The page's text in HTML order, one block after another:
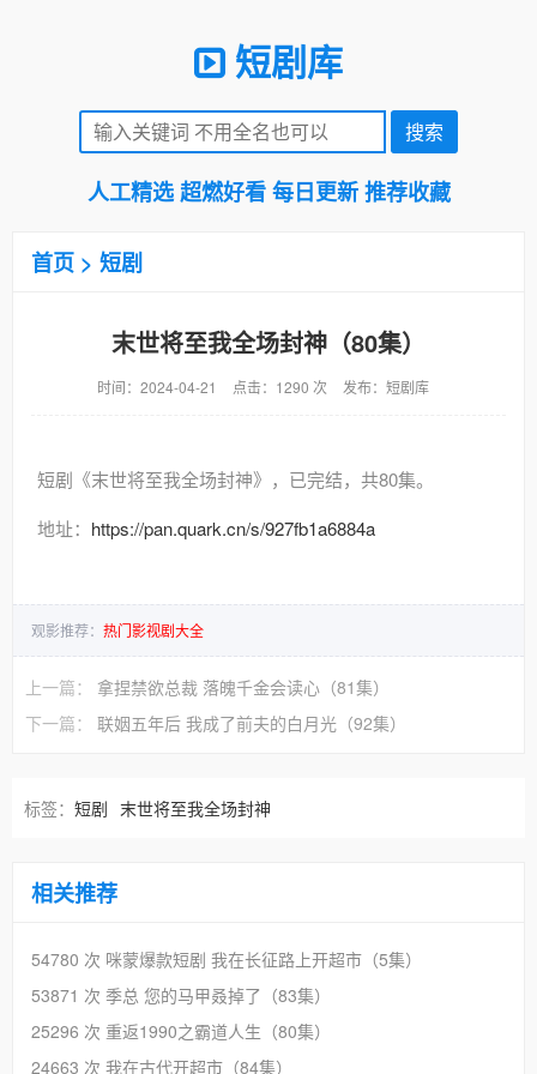
短剧库
人工精选 超燃好看 每日更新 推荐收藏
首页 > 短剧
末世将至我全场封神（80集）
时间：2024-04-21 点击：1290 次 发布：短剧库
短剧《末世将至我全场封神》，已完结，共80集。
地址： https://pan.quark.cn/s/927fb1a6884a
观影推荐： 热门影视剧大全
上一篇： 拿捏禁欲总裁 落魄千金会读心（81集）
下一篇： 联姻五年后 我成了前夫的白月光（92集）
标签： 短剧 末世将至我全场封神
相关推荐
54780 次 咪蒙爆款短剧 我在长征路上开超市（5集）
53871 次 季总 您的马甲叒掉了（83集）
25296 次 重返1990之霸道人生（80集）
24663 次 我在古代开超市（84集）